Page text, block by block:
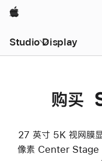
Apple
Studio Display
购买
27 英寸 5K 视网膜
像素 Center Stage